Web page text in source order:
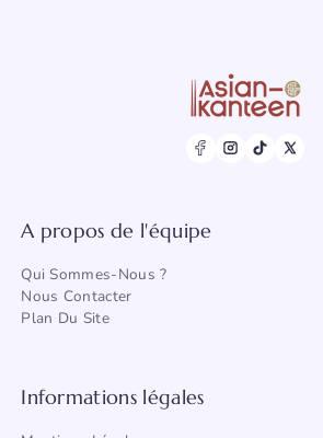
A propos de l'équipe
Qui Sommes-Nous ?
Nous Contacter
Plan Du Site
Informations légales